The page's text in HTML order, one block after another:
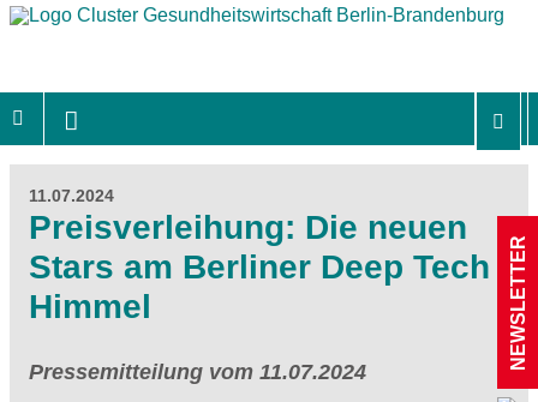
11.07.2024
Preisverleihung: Die neuen
Stars am Berliner Deep Tech
Himmel
Pressemitteilung vom 11.07.2024
NEWSLETTER